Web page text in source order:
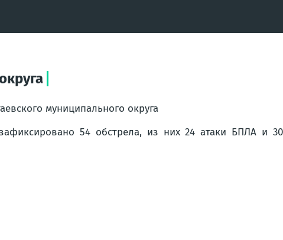
муниципального округа
54 обстрела, из них 24 атаки БПЛА и